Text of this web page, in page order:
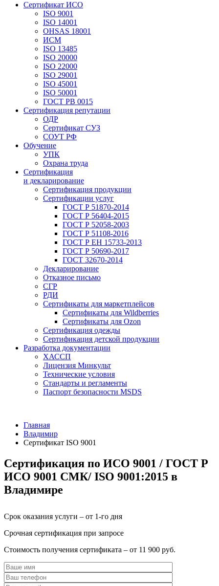
Сертификат ИСО
ISO 9001
ISO 14001
OHSAS 18001
ИСМ
ISO 13485
ISO 20000
ISO 22000
ISO 29001
ISO 45001
ISO 50001
ГОСТ РВ 0015
Сертификация репутации
ОДР
Сертификат СУЗ
СОУТ РФ
Обучение
УПК
Охрана труда
Сертификация
и декларирование
Сертификация продукции
Сертификации услуг
ГОСТ Р 51870-2014
ГОСТ Р 56404-2015
ГОСТ Р 52058-2003
ГОСТ Р 51108-2016
ГОСТ Р ЕН 15733-2013
ГОСТ Р 50690-2017
ГОСТ 32670-2014
Декларирование
Отказное письмо
СГР
РДИ
Сертификаты для маркетплейсов
Сертификаты для Wildberries
Сертификаты для Ozon
Сертификация одежды
Сертификация детской продукции
Разработка документации
ХАССП
Лицензия Минкульт
Технические условия
Стандарты и регламенты
Паспорт безопасности MSDS
Главная
Владимир
Сертификат ISO 9001
Сертификация по ИСО 9001 / ГОСТ Р
ИСО 9001 СМК/ ISO 9001:2015 в
Владимире
Срок оказания услуги – от 1-го дня
Срочная сертификация при запросе
Стоимость получения сертификата – от 11 900 руб.